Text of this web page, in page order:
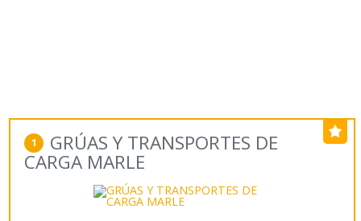
1 GRÚAS Y TRANSPORTES DE
CARGA MARLE